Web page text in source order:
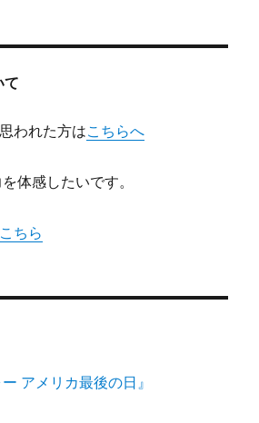
て
われた方はこちらへ
体感したいです。
こちら
アメリカ最後の日』